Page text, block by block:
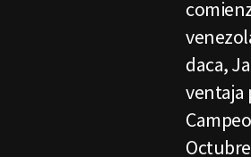
daca,
ventaja